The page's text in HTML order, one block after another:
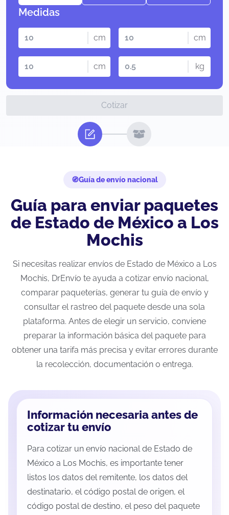
Medidas
cm cm
cm kg
Cotizar
Guía de envío nacional
Guía para enviar paquetes
de Estado de México a Los
Mochis
Si necesitas realizar envíos de Estado de México a Los
Mochis, DrEnvío te ayuda a cotizar envío nacional,
comparar paqueterías, generar tu guía de envío y
consultar el rastreo del paquete desde una sola
plataforma. Antes de elegir un servicio, conviene
preparar la información básica del paquete para
obtener una tarifa más precisa y evitar errores durante
la recolección, documentación o entrega.
Información necesaria antes de
cotizar tu envío
Para cotizar un envío nacional de Estado de
México a Los Mochis, es importante tener
listos los datos del remitente, los datos del
destinatario, el código postal de origen, el
código postal de destino, el peso del paquete